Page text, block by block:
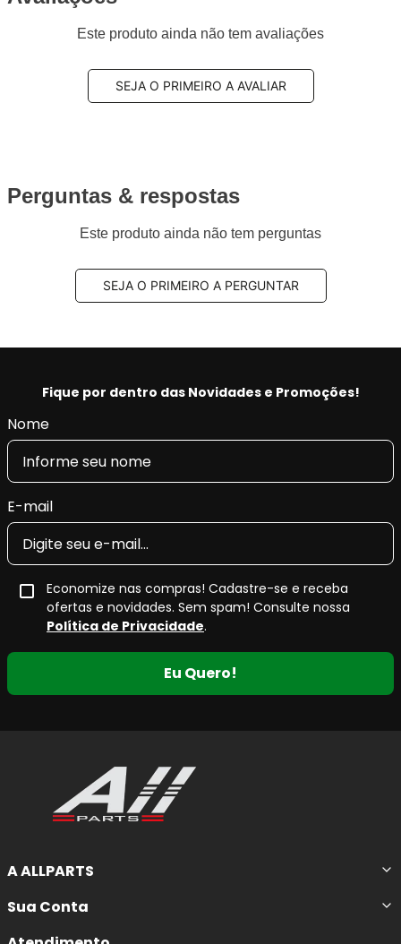
Este produto ainda não tem avaliações
SEJA O PRIMEIRO A AVALIAR
Perguntas & respostas
Este produto ainda não tem perguntas
SEJA O PRIMEIRO A PERGUNTAR
Fique por dentro das Novidades e Promoções!
Nome
E-mail
Economize nas compras! Cadastre-se e receba
ofertas e novidades. Sem spam! Consulte nossa
Política de Privacidade.
Eu Quero!
A ALLPARTS
Sua Conta